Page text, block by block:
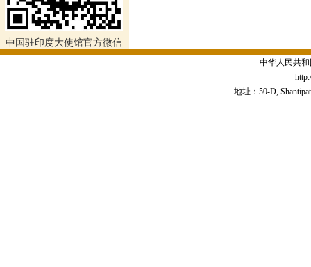
中国驻印度大使馆官方微信
中华人民共
地址：50-D,